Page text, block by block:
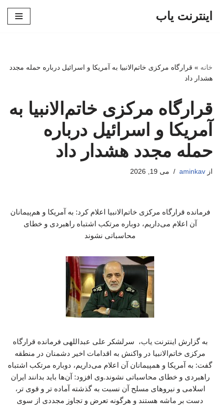
اینترنت یاب
خانه » قرارگاه مرکزی خاتم‌الانبیا به آمریکا و اسرائیل درباره حمله مجدد
هشدار داد
قرارگاه مرکزی خاتم‌الانبیا به
آمریکا و اسرائیل درباره
حمله مجدد هشدار داد
از aminkav می 19, 2026
فرمانده قرارگاه مرکزی خاتم‌الانبیا اعلام کرد: به آمریکا و هم‌پیمانان
آن اعلام می‌داریم، دوباره مرتکب اشتباه راهبردی و خطای
محاسباتی نشوند
به گزارش اینترنت یاب، سرلشکر علی عبداللهی فرمانده قرارگاه
مرکزی خاتم‌الانبیا در واکنش به اقدامات اخیر دشمنان در منطقه
گفت: به آمریکا و همپیمانان آن اعلام می‌داریم، دوباره مرتکب اشتباه
راهبردی و خطای محاسباتی نشوند.وی افزود: آن‌ها باید بدانند ایران
اسلامی و نیروهای مسلح آن نسبت به گذشته آماده تر و قوی تر،
دست بر ماشه هستند و هرگونه تعرض و تجاوز مجددی از سوی